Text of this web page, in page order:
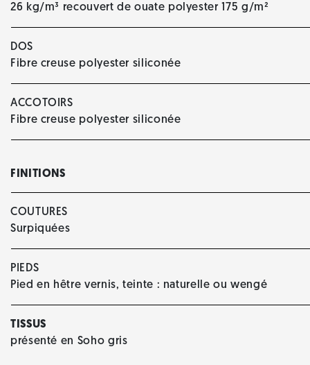
26 kg/m³ recouvert de ouate polyester 175 g/m²
DOS
Fibre creuse polyester siliconée
ACCOTOIRS
Fibre creuse polyester siliconée
FINITIONS
COUTURES
Surpiquées
PIEDS
Pied en hêtre vernis, teinte : naturelle ou wengé
TISSUS
présenté en Soho gris